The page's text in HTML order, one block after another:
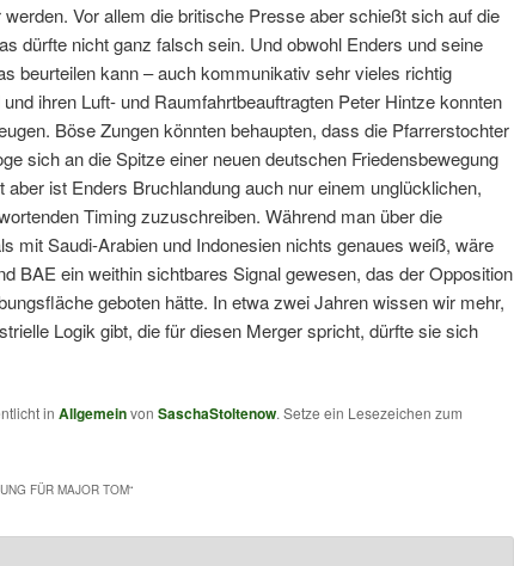
Vor allem die britische Presse aber schießt sich auf die
dürfte nicht ganz falsch sein. Und obwohl Enders und seine
beurteilen kann – auch kommunikativ sehr vieles richtig
ihren Luft- und Raumfahrtbeauftragten Peter Hintze konnten
Böse Zungen könnten behaupten, dass die Pfarrerstochter
sich an die Spitze einer neuen deutschen Friedensbewegung
aber ist Enders Bruchlandung auch nur einem unglücklichen,
Timing zuzuschreiben. Während man über die
mit Saudi-Arabien und Indonesien nichts genaues weiß, wäre
BAE ein weithin sichtbares Signal gewesen, das der Opposition
geboten hätte. In etwa zwei Jahren wissen wir mehr,
Logik gibt, die für diesen Merger spricht, dürfte sie sich
in Allgemeinvon SaschaStoltenow. Setze ein Lesezeichen zum
FÜR MAJOR TOM“